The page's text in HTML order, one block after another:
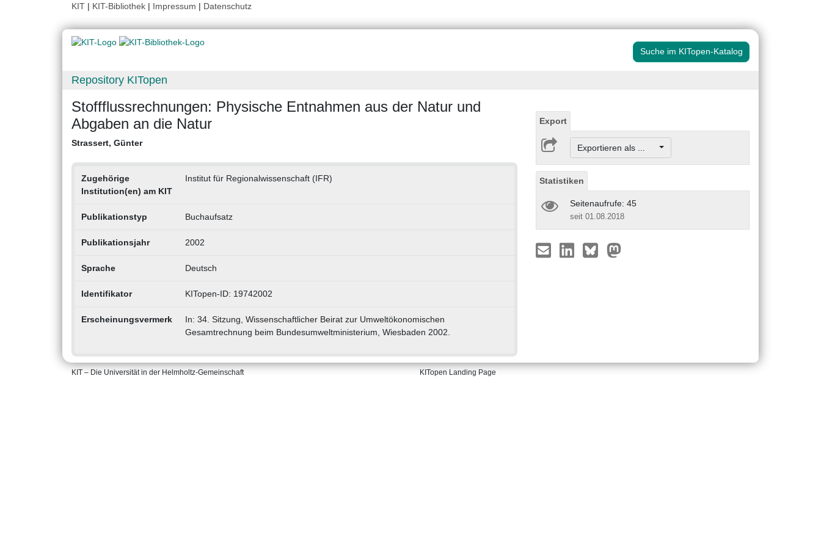
KIT | KIT-Bibliothek | Impressum | Datenschutz
Suche im KITopen-Katalog
Repository KITopen
Stoffflussrechnungen: Physische Entnahmen aus der Natur und
Abgaben an die Natur
Strassert, Günter
Zugehörige
Institution(en) am KIT
Institut für Regionalwissenschaft (IFR)
Publikationstyp Buchaufsatz
Publikationsjahr 2002
Sprache Deutsch
Identifikator KITopen-ID: 19742002
Erscheinungsvermerk
In: 34. Sitzung, Wissenschaftlicher Beirat zur Umweltökonomischen
Gesamtrechnung beim Bundesumweltministerium, Wiesbaden 2002.
Export
Exportieren als ...
Statistiken
Seitenaufrufe: 45
seit 01.08.2018
KIT – Die Universität in der Helmholtz-Gemeinschaft KITopen Landing Page